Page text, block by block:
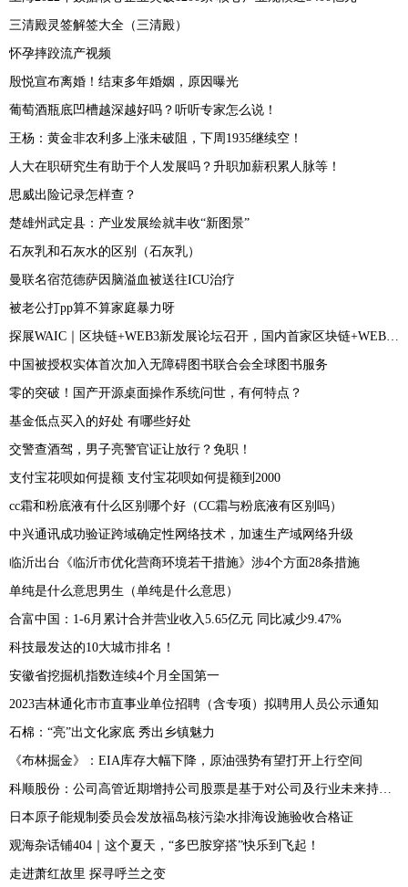
三清殿灵签解签大全（三清殿）
怀孕摔跤流产视频
殷悦宣布离婚！结束多年婚姻，原因曝光
葡萄酒瓶底凹槽越深越好吗？听听专家怎么说！
王杨：黄金非农利多上涨未破阻，下周1935继续空！
人大在职研究生有助于个人发展吗？升职加薪积累人脉等！
思威出险记录怎样查？
楚雄州武定县：产业发展绘就丰收“新图景”
石灰乳和石灰水的区别（石灰乳）
曼联名宿范德萨因脑溢血被送往ICU治疗
被老公打pp算不算家庭暴力呀
探展WAIC｜区块链+WEB3新发展论坛召开，国内首家区块链+WEB3创投联盟成立
中国被授权实体首次加入无障碍图书联合会全球图书服务
零的突破！国产开源桌面操作系统问世，有何特点？
基金低点买入的好处 有哪些好处
交警查酒驾，男子亮警官证让放行？免职！
支付宝花呗如何提额 支付宝花呗如何提额到2000
cc霜和粉底液有什么区别哪个好（CC霜与粉底液有区别吗）
中兴通讯成功验证跨域确定性网络技术，加速生产域网络升级
临沂出台《临沂市优化营商环境若干措施》涉4个方面28条措施
单纯是什么意思男生（单纯是什么意思）
合富中国：1-6月累计合并营业收入5.65亿元 同比减少9.47%
科技最发达的10大城市排名！
安徽省挖掘机指数连续4个月全国第一
2023吉林通化市市直事业单位招聘（含专项）拟聘用人员公示通知
石棉：“亮”出文化家底 秀出乡镇魅力
《布林掘金》：EIA库存大幅下降，原油强势有望打开上行空间
科顺股份：公司高管近期增持公司股票是基于对公司及行业未来持续稳定发展和长期投资价值的信心
日本原子能规制委员会发放福岛核污染水排海设施验收合格证
观海杂话铺404｜这个夏天，“多巴胺穿搭”快乐到飞起！
走进萧红故里 探寻呼兰之变